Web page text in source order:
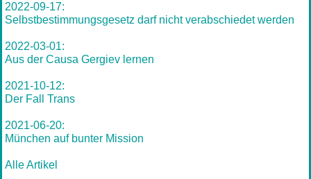
2022-09-17:
Selbstbestimmungsgesetz darf nicht verabschiedet werden
2022-03-01:
Aus der Causa Gergiev lernen
2021-10-12:
Der Fall Trans
2021-06-20:
München auf bunter Mission
Alle Artikel